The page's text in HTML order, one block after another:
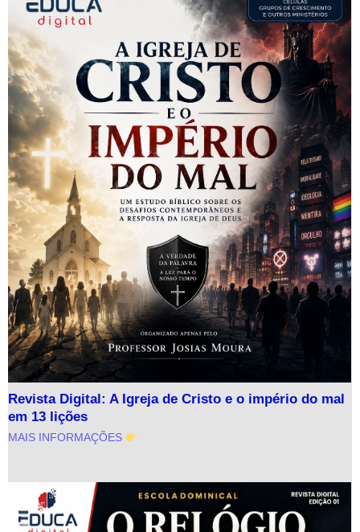
Revista Digital: A Igreja de Cristo e o império do mal
em 13 lições
MAIS INFORMAÇÕES